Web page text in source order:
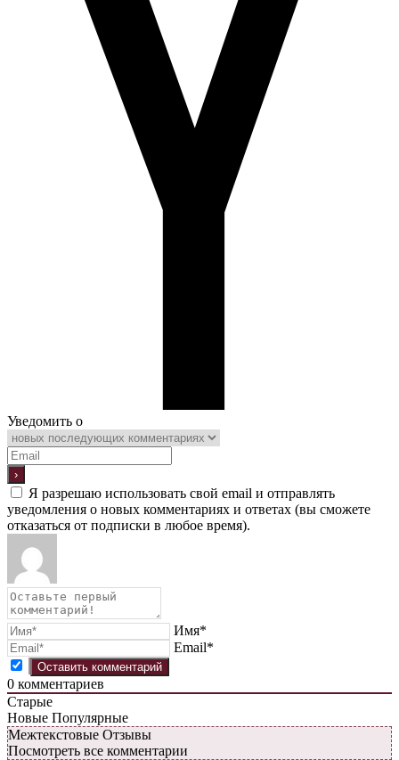
Уведомить о
Я разрешаю использовать свой email и отправлять
уведомления о новых комментариях и ответах (вы cможете
отказаться от подписки в любое время).
Имя*
Email*
0 комментариев
Старые
Новые Популярные
Межтекстовые Отзывы
Посмотреть все комментарии